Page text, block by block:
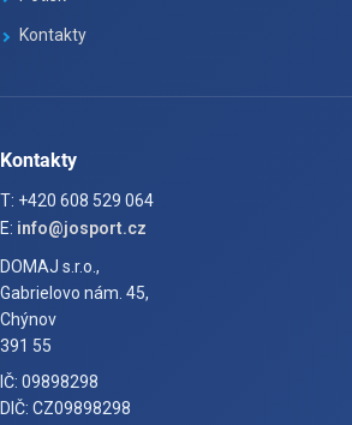
Kontakty
Kontakty
T: +420 608 529 064
E: info@josport.cz
DOMAJ s.r.o.,
Gabrielovo nám. 45,
Chýnov
391 55
IČ: 09898298
DIČ: CZ09898298